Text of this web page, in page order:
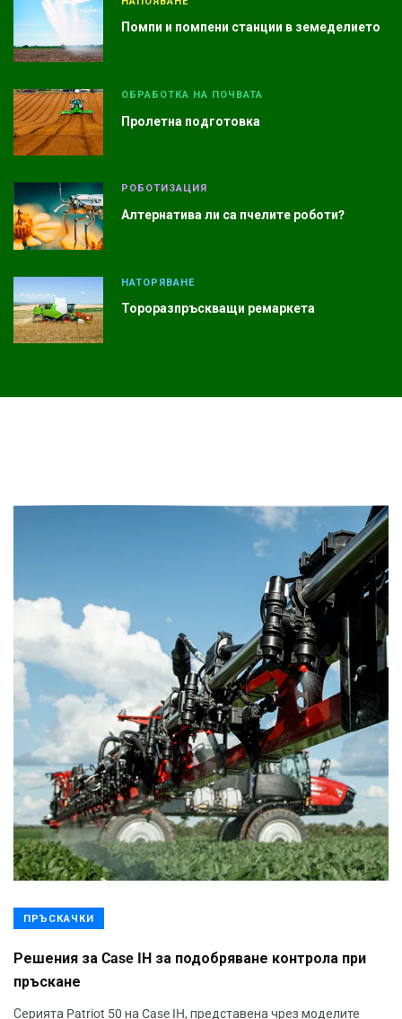
Помпи и помпени станции в земеделието
ОБРАБОТКА НА ПОЧВАТА
Пролетна подготовка
РОБОТИЗАЦИЯ
Алтернатива ли са пчелите роботи?
НАТОРЯВАНЕ
Тороразпръскващи ремаркета
ПРЪСКАЧКИ
Решения за Case IH за подобряване контрола при
пръскане
Серията Patriot 50 на Case IH, представена чрез моделите